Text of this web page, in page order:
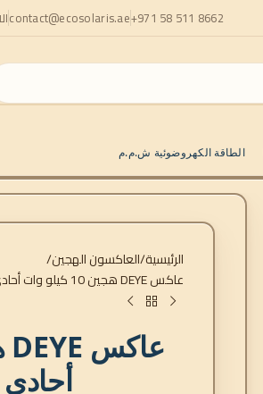
+971 58 511 8662
contact@ecosolaris.ae
الطاقة الكهروضوئية ش.م.م
الرئيسية العاكسون الهجين
عاكس DEYE هجين 10 كيلو وات أحادي الطور SUN-10K-SG02LP1-EU-AM3